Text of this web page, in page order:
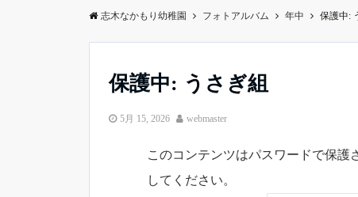
志木なかもり幼稚園 フォトアルバム 年中 保護中:
保護中: うさぎ組
5月 15, 2026 webmaster
このコンテンツはパスワードで保護
してください。